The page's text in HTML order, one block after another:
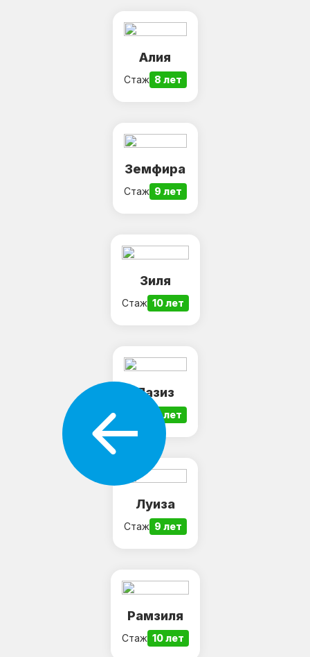
Алия
Стаж 8 лет
Земфира
Стаж 9 лет
Зиля
Стаж 10 лет
Лазиз
6 лет
Луиза
Стаж 9 лет
Рамзиля
Стаж 10 лет